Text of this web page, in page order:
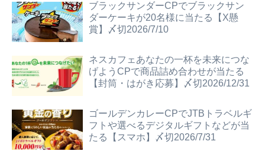
ブラックサンダーCPでブラックサン
ダーケーキが20名様に当たる【X懸
賞】〆切2026/7/10
ネスカフェあなたの一杯を未来につな
げようCPで商品詰め合わせが当たる
【封筒・はがき応募】〆切2026/12/31
ゴールデンカレーCPでJTBトラベルギ
フトや選べるデジタルギフトなどが当
たる【スマホ】〆切2026/7/31